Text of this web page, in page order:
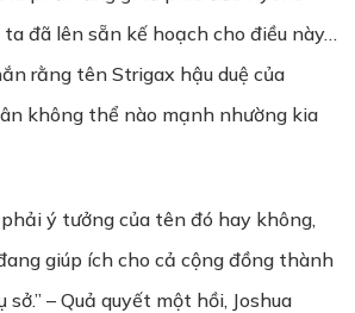
đã lên sẵn kế hoạch cho điều này…
rằng tên Strigax hậu duệ của
không thể nào mạnh nhường kia
phải ý tưởng của tên đó hay không,
giúp ích cho cả cộng đồng thành
– Quả quyết một hồi, Joshua